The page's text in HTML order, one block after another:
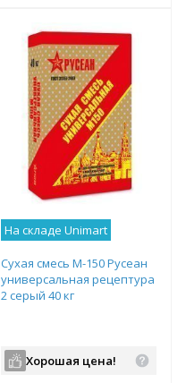
На складе Unimart
Сухая смесь М-150 Русеан
универсальная рецептура
2 серый 40 кг
Хорошая цена!